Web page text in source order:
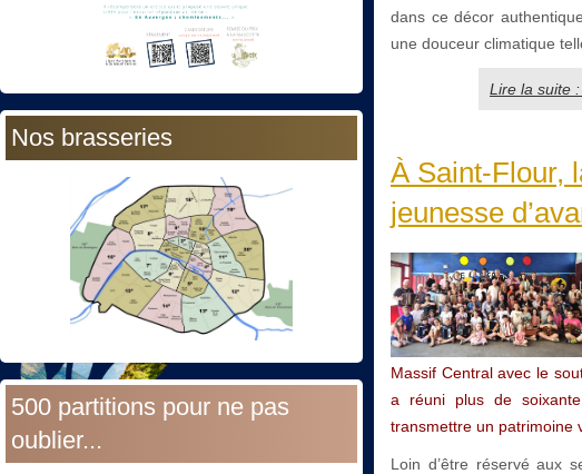
Nos brasseries
500 partitions pour ne pas
oublier...
dans ce décor
une douceur climatique
Lire la suite
À Saint-Flour,
jeunesse
Massif Central avec le
a réuni plus de
transmettre un patrimoine
Loin d’être réservé aux